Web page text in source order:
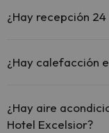
¿Hay recepción
¿Hay calefacción
¿Hay aire
Hotel Excelsior?